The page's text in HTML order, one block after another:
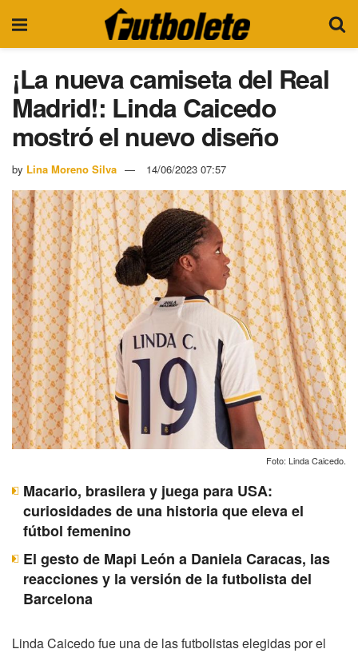
¡La nueva camiseta del Real
Madrid!: Linda Caicedo
mostró el nuevo diseño
by Lina Moreno Silva 14/06/2023 07:57
Foto: Linda Caicedo.
Macario, brasilera y juega para USA:
curiosidades de una historia que eleva el
fútbol femenino
El gesto de Mapi León a Daniela Caracas, las
reacciones y la versión de la futbolista del
Barcelona
Linda Caicedo fue una de las futbolistas elegidas por el